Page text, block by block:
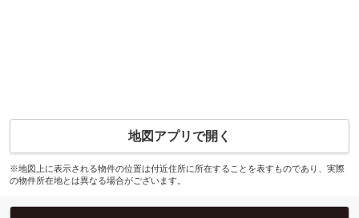
地図アプリで開く
※地図上に表示される物件の位置は付近住所に所在することを表すものであり、実際
の物件所在地とは異なる場合がございます。